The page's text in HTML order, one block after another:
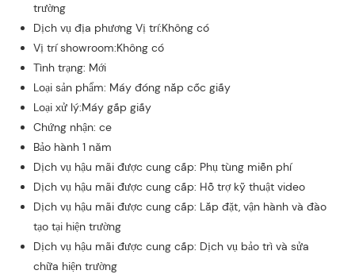
trường
Dịch vụ địa phương Vị trí:Không có
Vị trí showroom:Không có
Tình trạng: Mới
Loại sản phẩm: Máy đóng nắp cốc giấy
Loại xử lý:Máy gấp giấy
Chứng nhận: ce
Bảo hành 1 năm
Dịch vụ hậu mãi được cung cấp: Phụ tùng miễn phí
Dịch vụ hậu mãi được cung cấp: Hỗ trợ kỹ thuật video
Dịch vụ hậu mãi được cung cấp: Lắp đặt, vận hành và đào
tạo tại hiện trường
Dịch vụ hậu mãi được cung cấp: Dịch vụ bảo trì và sửa
chữa hiện trường